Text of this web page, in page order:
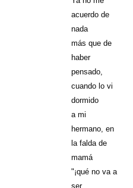
acuerdo de
nada
más que de
haber
pensado,
cuando lo vi
dormido
a mi
hermano, en
la falda de
mamá
"¡qué no va a
ser